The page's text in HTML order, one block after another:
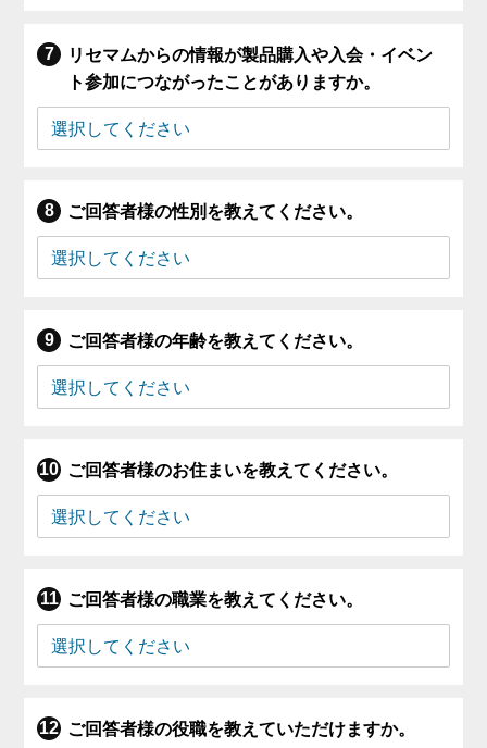
リセマムからの情報が製品購入や入会・イベン
ト参加につながったことがありますか。
ご回答者様の性別を教えてください。
ご回答者様の年齢を教えてください。
ご回答者様のお住まいを教えてください。
ご回答者様の職業を教えてください。
ご回答者様の役職を教えていただけますか。